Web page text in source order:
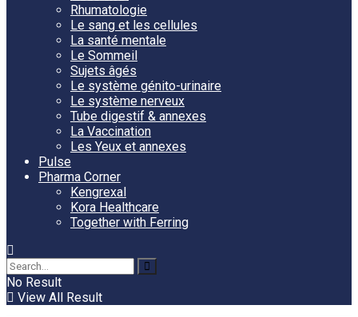
Rhumatologie
Le sang et les cellules
La santé mentale
Le Sommeil
Sujets âgés
Le système génito-urinaire
Le système nerveux
Tube digestif & annexes
La Vaccination
Les Yeux et annexes
Pulse
Pharma Corner
Kengrexal
Kora Healthcare
Together with Ferring
No Result
View All Result